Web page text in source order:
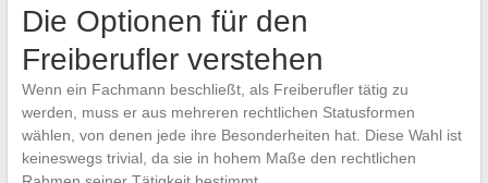
Die Optionen für den
Freiberufler verstehen
Wenn ein Fachmann beschließt, als Freiberufler tätig zu
werden, muss er aus mehreren rechtlichen Statusformen
wählen, von denen jede ihre Besonderheiten hat. Diese Wahl ist
keineswegs trivial, da sie in hohem Maße den rechtlichen